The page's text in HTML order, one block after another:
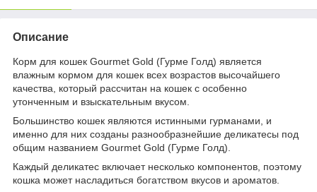
Описание
Корм для кошек Gourmet Gold (Гурме Голд) является
влажным кормом для кошек всех возрастов высочайшего
качества, который рассчитан на кошек с особенно
утонченным и взыскательным вкусом.
Большинство кошек являются истинными гурманами, и
именно для них созданы разнообразнейшие деликатесы под
общим названием Gourmet Gold (Гурме Голд).
Каждый деликатес включает несколько компонентов, поэтому
кошка может насладиться богатством вкусов и ароматов.